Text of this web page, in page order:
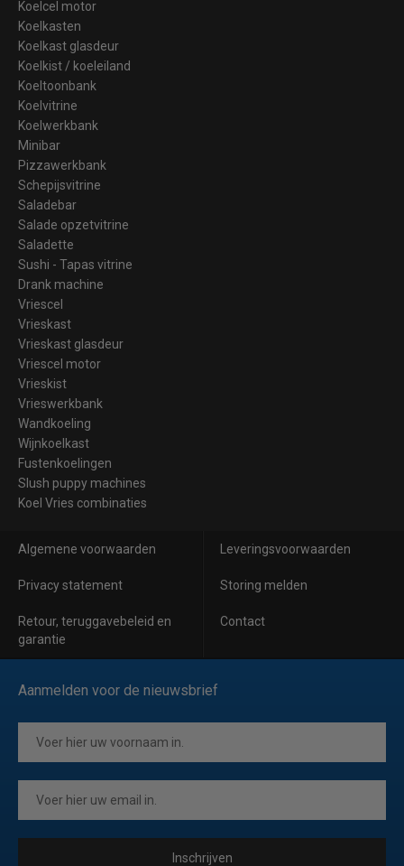
Koelcel motor
Koelkasten
Koelkast glasdeur
Koelkist / koeleiland
Koeltoonbank
Koelvitrine
Koelwerkbank
Minibar
Pizzawerkbank
Schepijsvitrine
Saladebar
Salade opzetvitrine
Saladette
Sushi - Tapas vitrine
Drank machine
Vriescel
Vrieskast
Vrieskast glasdeur
Vriescel motor
Vrieskist
Vrieswerkbank
Wandkoeling
Wijnkoelkast
Fustenkoelingen
Slush puppy machines
Koel Vries combinaties
Algemene voorwaarden Leveringsvoorwaarden
Privacy statement Storing melden
Retour, teruggavebeleid en
garantie
Contact
Aanmelden voor de nieuwsbrief
Inschrijven